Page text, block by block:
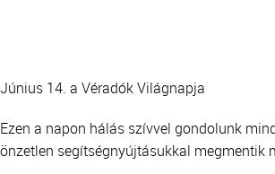
Június 14. a Véradók Világnapja
Ezen a napon hálás szívvel gondolunk
önzetlen segítségnyújtásukkal megmentik